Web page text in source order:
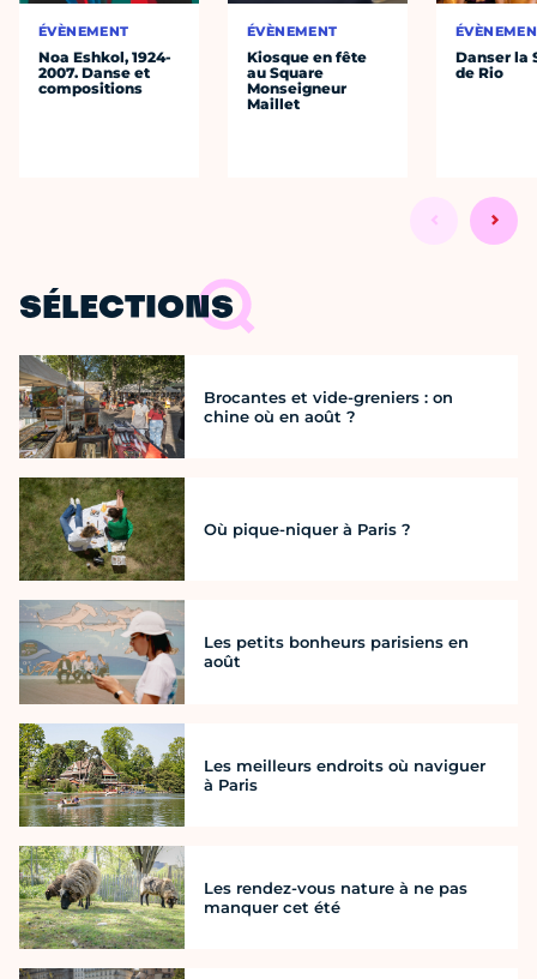
ÉVÈNEMENT
Noa Eshkol, 1924-
2007. Danse et
compositions
ÉVÈNEMENT
Kiosque en fête
au Square
Monseigneur
Maillet
Danser la
de Rio
SÉLECTIONS
Brocantes et vide-greniers : on
chine où en août ?
Où pique-niquer à Paris ?
Les petits bonheurs parisiens en
août
Les meilleurs endroits où naviguer
à Paris
Les rendez-vous nature à ne pas
manquer cet été